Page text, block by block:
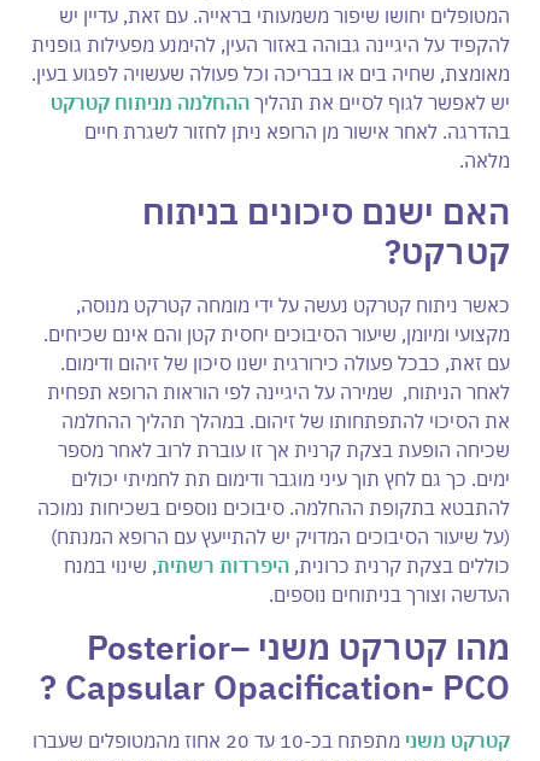
המטופלים יחושו שיפור משמעותי בראייה. עם זאת, עדיין יש
להקפיד על היגיינה גבוהה באזור העין, להימנע מפעילות גופנית
מאומצת, שחיה בים או בבריכה וכל פעולה שעשויה לפגוע בעין.
יש לאפשר לגוף לסיים את תהליך ההחלמה מניתוח קטרקט
בהדרגה. לאחר אישור מן הרופא ניתן לחזור לשגרת חיים
מלאה.
האם ישנם סיכונים בניתוח
קטרקט?
כאשר ניתוח קטרקט נעשה על ידי מומחה קטרקט מנוסה,
מקצועי ומיומן, שיעור הסיבוכים יחסית קטן והם אינם שכיחים.
עם זאת, כבכל פעולה כירורגית ישנו סיכון של זיהום ודימום.
לאחר הניתוח, שמירה על היגיינה לפי הוראות הרופא תפחית
את הסיכוי להתפתחותו של זיהום. במהלך תהליך ההחלמה
שכיחה הופעת בצקת קרנית אך זו עוברת לרוב לאחר מספר
ימים. כך גם לחץ תוך עיני מוגבר ודימום תת לחמיתי יכולים
להתבטא בתקופת ההחלמה. סיבוכים נוספים בשכיחות נמוכה
(על שיעור הסיבוכים המדויק יש להתייעץ עם הרופא המנתח)
כוללים בצקת קרנית כרונית, היפרדות רשתית, שינוי במנח
העדשה וצורך בניתוחים נוספים.
מהו קטרקט משני –Posterior
Capsular Opacification- PCO
?
קטרקט משני
מתפתח בכ-10 עד 20 אחוז מהמטופלים שעברו